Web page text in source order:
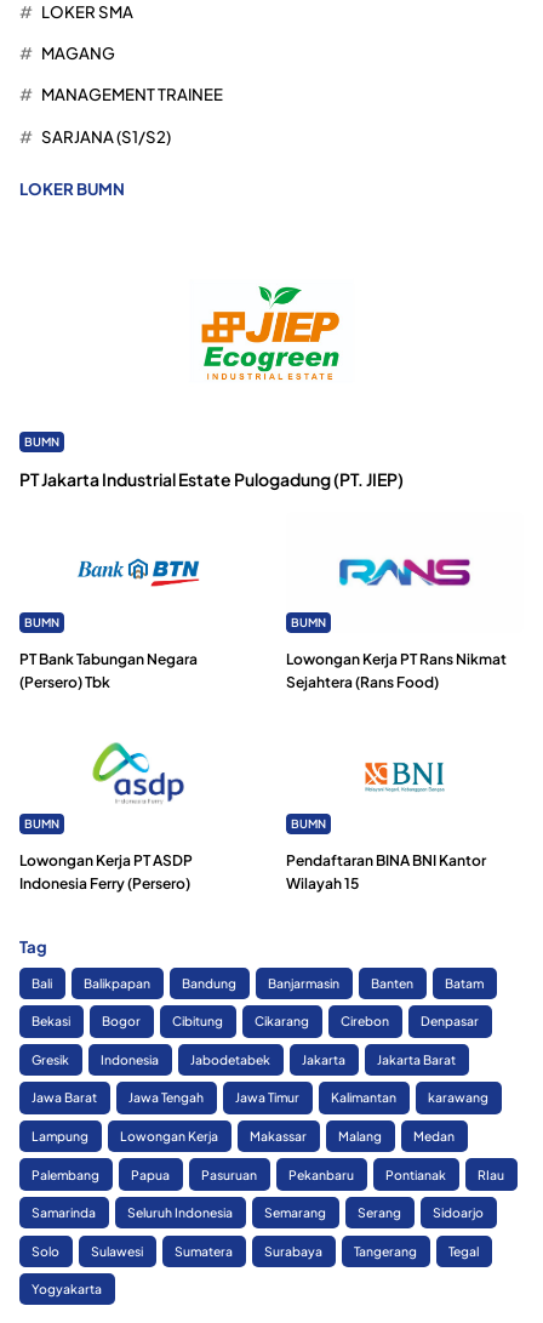
LOKER SMA
MAGANG
MANAGEMENT TRAINEE
SARJANA (S1/S2)
LOKER BUMN
BUMN
PT Jakarta Industrial Estate Pulogadung (PT. JIEP)
BUMN
PT Bank Tabungan Negara
(Persero) Tbk
BUMN
Lowongan Kerja PT Rans Nikmat
Sejahtera (Rans Food)
BUMN
Lowongan Kerja PT ASDP
Indonesia Ferry (Persero)
BUMN
Pendaftaran BINA BNI Kantor
Wilayah 15
Tag
Bali Balikpapan Bandung Banjarmasin Banten Batam
Bekasi Bogor Cibitung Cikarang Cirebon Denpasar
Gresik Indonesia Jabodetabek Jakarta Jakarta Barat
Jawa Barat Jawa Tengah Jawa Timur Kalimantan karawang
Lampung Lowongan Kerja Makassar Malang Medan
Palembang Papua Pasuruan Pekanbaru Pontianak RIau
Samarinda Seluruh Indonesia Semarang Serang Sidoarjo
Solo Sulawesi Sumatera Surabaya Tangerang Tegal
Yogyakarta